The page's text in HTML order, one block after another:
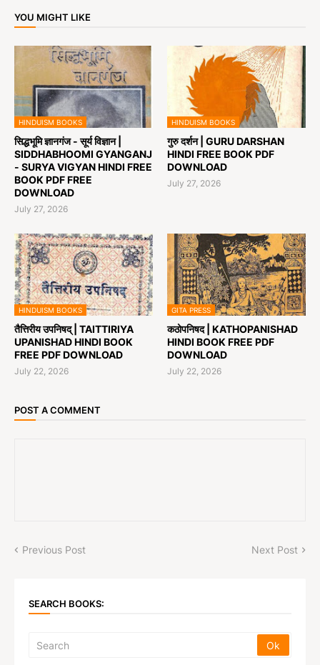
YOU MIGHT LIKE
HINDUISM BOOKS
सिद्धभूमि ज्ञानगंज - सूर्य विज्ञान |
SIDDHABHOOMI GYANGANJ
- SURYA VIGYAN HINDI FREE
BOOK PDF FREE
DOWNLOAD
July 27, 2026
HINDUISM BOOKS
गुरु दर्शन | GURU DARSHAN
HINDI FREE BOOK PDF
DOWNLOAD
July 27, 2026
HINDUISM BOOKS
तैत्तिरीय उपनिषद् | TAITTIRIYA
UPANISHAD HINDI BOOK
FREE PDF DOWNLOAD
July 22, 2026
GITA PRESS
कठोपनिषद | KATHOPANISHAD
HINDI BOOK FREE PDF
DOWNLOAD
July 22, 2026
POST A COMMENT
Previous Post Next Post
SEARCH BOOKS: